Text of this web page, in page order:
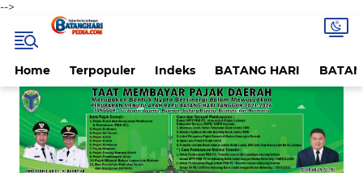
-->
Home Terpopuler Indeks BATANG HARI